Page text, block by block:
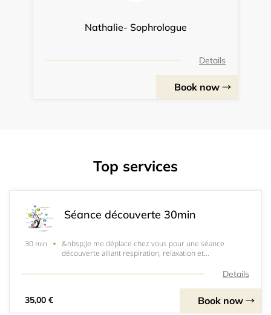
Nathalie- Sophrologue
Details
Book now
Top services
Séance découverte 30min
30 min
&nbsp;Je me déplace chez vous pour une séance
découverte alliant respiration, relaxation et
puis installe détente et clarté mentale.-à domicile :Details
35,00 € Book now